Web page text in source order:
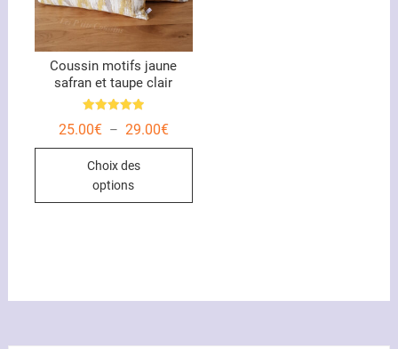
Coussin motifs jaune
safran et taupe clair
5.00
25.00€ – 29.00€Plage
Choix des
options
Ce
peuvent
choisies